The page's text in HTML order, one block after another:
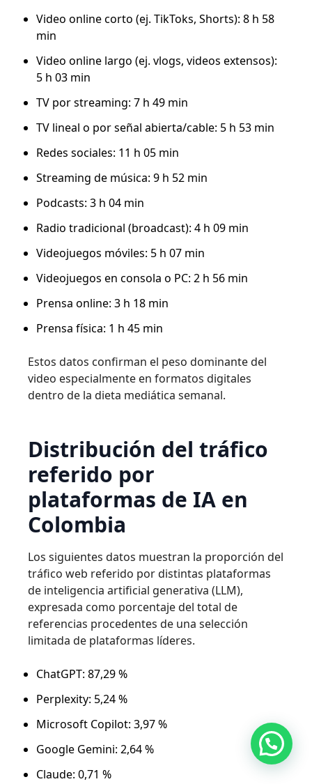
Video online corto (ej. TikToks, Shorts): 8 h 58
min
Video online largo (ej. vlogs, videos extensos):
5 h 03 min
TV por streaming: 7 h 49 min
TV lineal o por señal abierta/cable: 5 h 53 min
Redes sociales: 11 h 05 min
Streaming de música: 9 h 52 min
Podcasts: 3 h 04 min
Radio tradicional (broadcast): 4 h 09 min
Videojuegos móviles: 5 h 07 min
Videojuegos en consola o PC: 2 h 56 min
Prensa online: 3 h 18 min
Prensa física: 1 h 45 min
Estos datos confirman el peso dominante del
video especialmente en formatos digitales
dentro de la dieta mediática semanal.
Distribución del tráfico
referido por
plataformas de IA en
Colombia
Los siguientes datos muestran la proporción del
tráfico web referido por distintas plataformas
de inteligencia artificial generativa (LLM),
expresada como porcentaje del total de
referencias procedentes de una selección
limitada de plataformas líderes.
ChatGPT: 87,29 %
Perplexity: 5,24 %
Microsoft Copilot: 3,97 %
Google Gemini: 2,64 %
Claude: 0,71 %